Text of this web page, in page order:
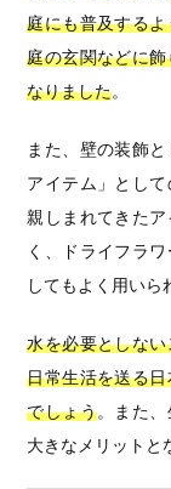
庭にも普及する
庭の玄関などに
なりました。
また、壁の装飾
アイテム」とし
親しまれてきた
く、ドライフラ
してもよく用いら
水を必要としな
日常生活を送る
でしょう。また
大きなメリットと